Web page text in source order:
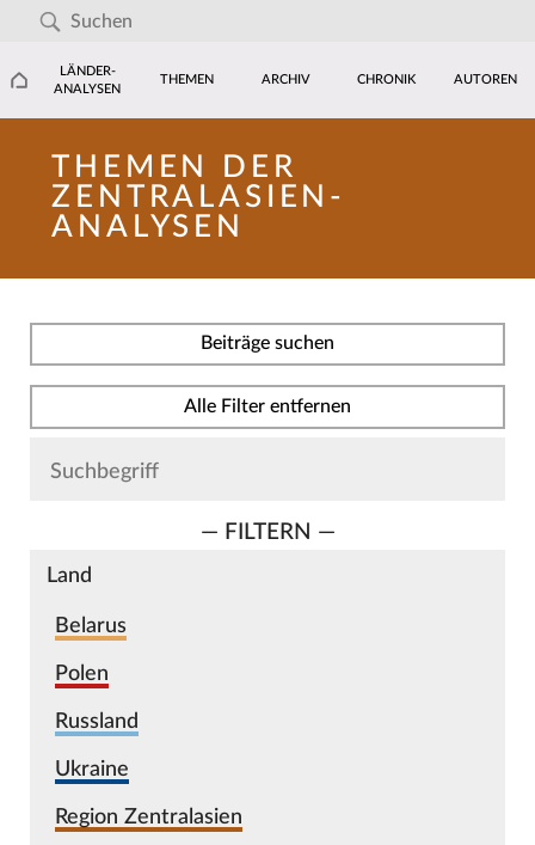
LÄNDER-
ANALYSEN
THEMEN ARCHIV CHRONIK AUTOREN
THEMEN DER
ZENTRALASIEN-
ANALYSEN
Beiträge suchen
Alle Filter entfernen
— FILTERN —
Land
Belarus
Polen
Russland
Ukraine
Region Zentralasien